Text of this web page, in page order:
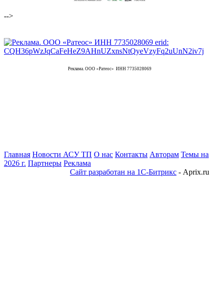
-->
Реклама. ООО «Ратеос» ИНН 7735028069
Главная Новости АСУ ТП О нас Контакты Авторам Темы на
2026 г. Партнеры Реклама
Сайт разработан на 1С-Битрикс - Aprix.ru